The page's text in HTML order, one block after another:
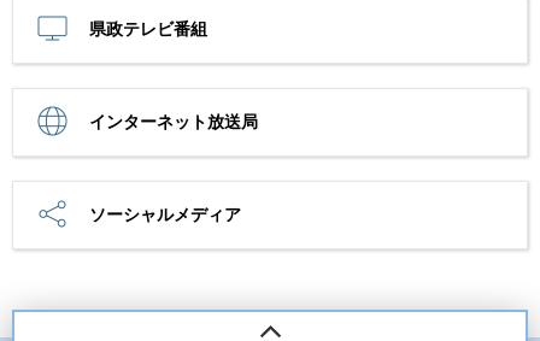
県政テレビ番組
インターネット放送局
ソーシャルメディア